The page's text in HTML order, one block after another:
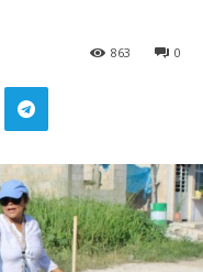
0
863